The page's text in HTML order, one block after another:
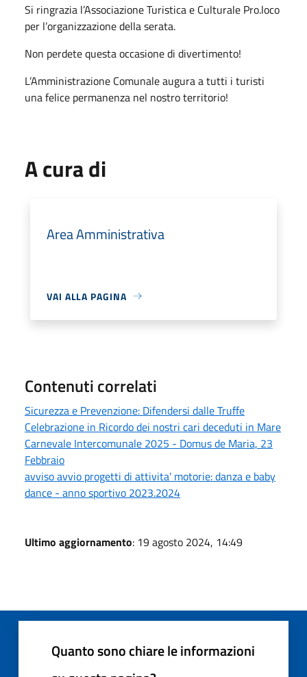
Si ringrazia l’Associazione Turistica e Culturale Pro.loco
per l’organizzazione della serata.
Non perdete questa occasione di divertimento!
L’Amministrazione Comunale augura a tutti i turisti
una felice permanenza nel nostro territorio!
A cura di
Area Amministrativa
VAI ALLA PAGINA
Contenuti correlati
Sicurezza e Prevenzione: Difendersi dalle Truffe
Celebrazione in Ricordo dei nostri cari deceduti in Mare
Carnevale Intercomunale 2025 - Domus de Maria, 23
Febbraio
avviso avvio progetti di attivita' motorie: danza e baby
dance - anno sportivo 2023.2024
Ultimo aggiornamento: 19 agosto 2024, 14:49
Quanto sono chiare le informazioni